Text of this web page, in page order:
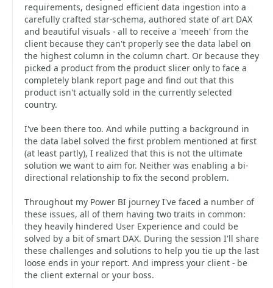
requirements, designed efficient data ingestion into a
carefully crafted star-schema, authored state of art DAX
and beautiful visuals - all to receive a 'meeeh' from the
client because they can't properly see the data label on
the highest column in the column chart. Or because they
picked a product from the product slicer only to face a
completely blank report page and find out that this
product isn't actually sold in the currently selected
country.
I've been there too. And while putting a background in
the data label solved the first problem mentioned at first
(at least partly), I realized that this is not the ultimate
solution we want to aim for. Neither was enabling a bi-
directional relationship to fix the second problem.
Throughout my Power BI journey I've faced a number of
these issues, all of them having two traits in common:
they heavily hindered User Experience and could be
solved by a bit of smart DAX. During the session I'll share
these challenges and solutions to help you tie up the last
loose ends in your report. And impress your client - be
the client external or your boss.